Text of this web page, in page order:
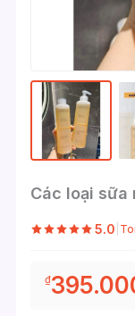
Các loại sữa
5.0
₫